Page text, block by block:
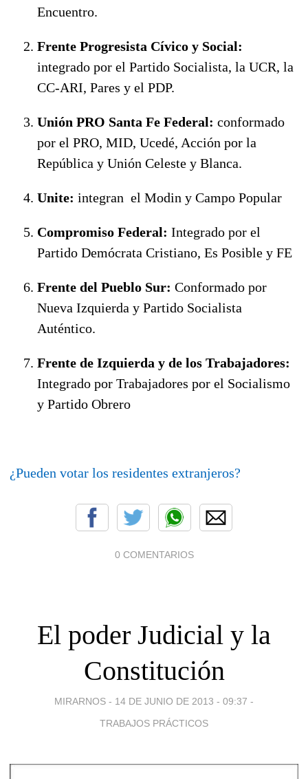
Encuentro.
Frente Progresista Cívico y Social:
integrado por el Partido Socialista, la UCR, la
CC-ARI, Pares y el PDP.
Unión PRO Santa Fe Federal: conformado
por el PRO, MID, Ucedé, Acción por la
República y Unión Celeste y Blanca.
Unite: integran el Modin y Campo Popular
Compromiso Federal: Integrado por el
Partido Demócrata Cristiano, Es Posible y FE
Frente del Pueblo Sur: Conformado por
Nueva Izquierda y Partido Socialista
Auténtico.
Frente de Izquierda y de los Trabajadores:
Integrado por Trabajadores por el Socialismo
y Partido Obrero
¿Pueden votar los residentes extranjeros?
0 COMENTARIOS
El poder Judicial y la
Constitución
MIRARNOS - 14 DE JUNIO DE 2013 - 09:37 -
TRABAJOS PRÁCTICOS